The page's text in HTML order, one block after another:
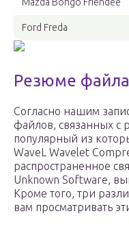
Ford Freda
Резюме файла
Согласно нашим
файлов, связанных с
популярный из
WaveL Wavelet
распространенное
Unknown Software,
Кроме того, три
вам просматривать